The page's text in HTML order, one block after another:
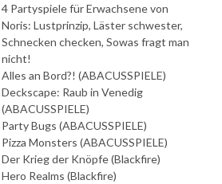
4 Partyspiele für Erwachsene von
Noris: Lustprinzip, Läster schwester,
Schnecken checken, Sowas fragt man
nicht!
Alles an Bord?! (ABACUSSPIELE)
Deckscape: Raub in Venedig
(ABACUSSPIELE)
Party Bugs (ABACUSSPIELE)
Pizza Monsters (ABACUSSPIELE)
Der Krieg der Knöpfe (Blackfire)
Hero Realms (Blackfire)